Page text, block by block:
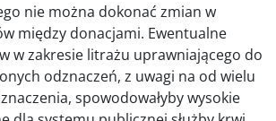
nie można dokonać zmian w
między donacjami. Ewentualne
w zakresie litrażu uprawniającego do
odznaczeń, z uwagi na od wielu
spowodowałyby wysokie